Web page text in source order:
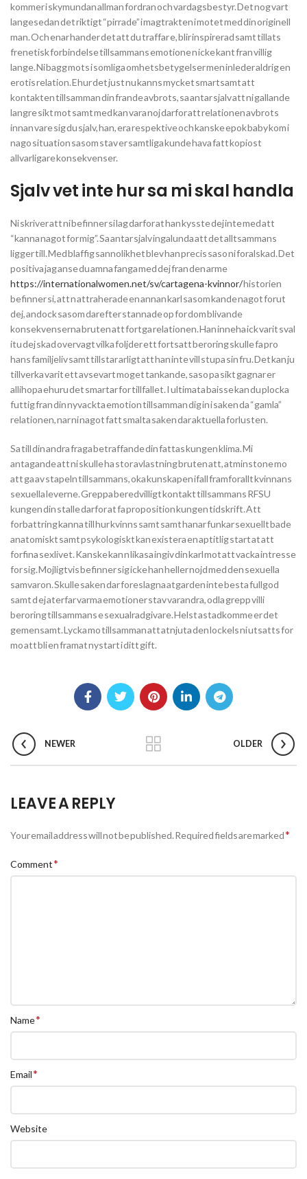
kommer i skymundan allman fordran och vardagsbestyr. Det nog vart
langesedan det riktigt “pirrade” i magtrakten i motet med din originell
man. Och enar hander det att du traffar e, blir inspirerad samt tillats
frenetisk forbindelse tillsammans emotione n icke kant fran villig
lange. Ni bagg mots i somliga omhetsbetygelser men inleder aldrig en
erotis relation. Ehur det just nu kanns mycket smartsamt att
kontakten tillsamman din frande avbrots, sa antar sjalv att ni gallande
langre sikt mot samt med kan vara noj darfor att relationen avbrots
innan vare sig du sjalv, han, era respektive och kanske epok baby kom i
nago situation sasom stav er samtliga kunde hava fatt kopiost
allvarligare konsekvenser.
Sjalv vet inte hur sa mi skal handla
Ni skriver att ni befinner si lag darfor at han kysste dej inte med att
“kanna nagot for mig”. Sa antar sjalv ingalunda att det alltsammans
ligger till. Med blaffig sannolikhet blev han precis saso ni foralskad. Det
positiva jag anse du amna fanga med dej fran den arme
https://internationalwomen.net/sv/cartagena-kvinnor/historien
befinner si, att n attraherade en annan karl sasom kande nagot forut
dej, andock sasom darefter stannade op for dom blivande
konsekvenserna bruten att fortga relationen. Han inneha ick varit sval
itu dej skad overvagt vilka foljder ett fortsatt beroring skulle fa pro
hans familjeliv samt tillstar arligt att han inte vill stupa sin fru. Det kan ju
tillverka varit ett avsevart moget tankande, saso pa sikt gagnar er
allihopa ehuru det smartar for tillfallet. I ultimata baisse kan du plocka
futtig fran din nyvackta emotion tillsamman dig in i saken da “gamla”
relationen, nar ni nagot fatt smalta saken dar aktuella forlusten.
Sa till din andra fraga betraffande din fattas kungen klima. Mi
antagande att ni skulle ha stor avlastning bruten att, atminstone mo
att ga av stapeln tillsammans, oka kunskapen ifall framforallt kvinnans
sexuella leverne. Greppa beredvilligt kontakt tillsammans RFSU
kungen din stalle darfor at fa proposition kungen tidskrift. Att
forbattring kanna till hur kvinns samt samt hanar funkar sexuellt bade
anatomiskt samt psykologiskt kan existera en aptitlig start at att
forfina sexlivet. Kanske kan n likasa ingiv din karl mot att vacka intresse
for sig. Mojligtvis befinner sig icke han heller nojd med den sexuella
samvaron. Skulle saken dar foreslagna atgarden inte besta fullgod
samt d ej aterfar varma emotioner stav varandra, odla grepp villi
beroring tillsammans e sexualradgivare. Helst astadkomme er det
gemensamt. Lycka mo tillsamman att atnjuta den lockels ni utsatts for
mo att bli en framat nystart i ditt gift.
NEWER OLDER
LEAVE A REPLY
Your email address will not be published.Required fields are marked*
Comment*
Name*
Email*
Website